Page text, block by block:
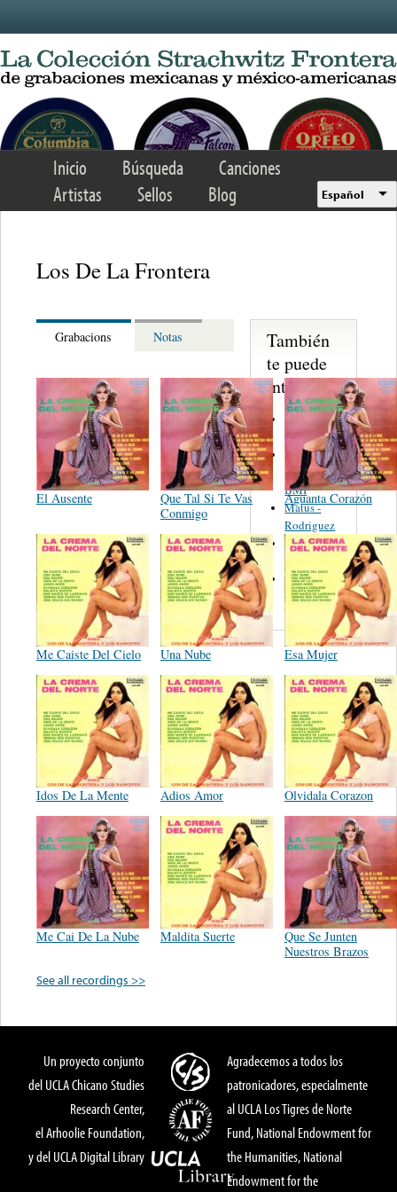
Inicio Búsqueda
Canciones
Artistas
Sellos Blog Español
Los De La Frontera
Grabacions Notas
El Ausente
Que Tal Si Te Vas
Conmigo
Aguanta Corazón
Me Caiste Del Cielo Una Nube Esa Mujer
Idos De La Mente Adios Amor Olvidala Corazon
Me Cai De La Nube Maldita Suerte
Que Se Junten
Nuestros Brazos
See all recordings >>
También
te puede
interesar...
Martinez,
Felipe
Performance
Music Co.
BMI
Matus -
Rodriguez
Carleton -
Dixon
Abreu -
Oliverira
Un proyecto conjunto
del UCLA Chicano Studies
Research Center,
el Arhoolie Foundation,
y del UCLA Digital Library
Agradecemos a todos los
patronicadores, especialmente
al UCLA Los Tigres de Norte
Fund, National Endowment for
the Humanities, National
Endowment for the